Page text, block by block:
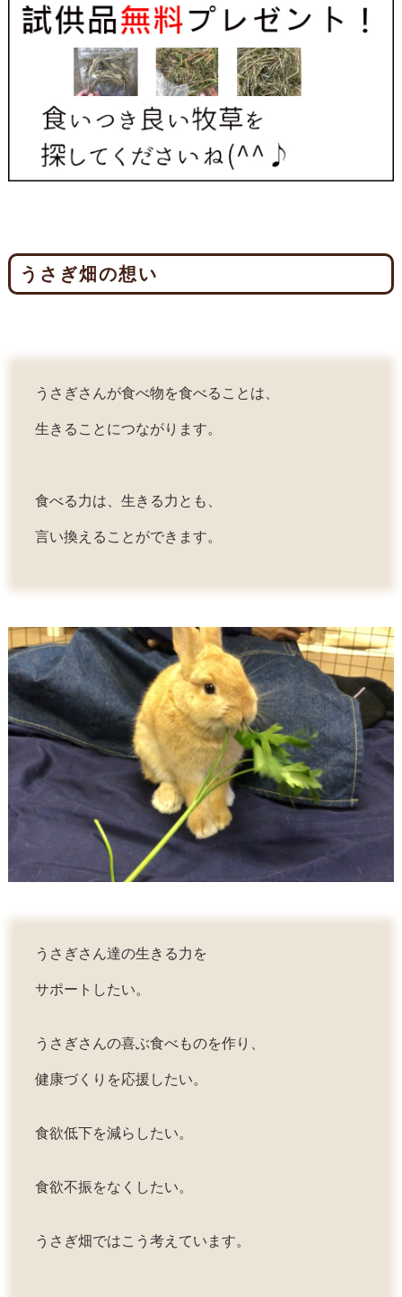
うさぎ畑の想い
うさぎさんが食べ物を食べることは、
生きることにつながります。
食べる力は、生きる力とも、
言い換えることができます。
うさぎさん達の生きる力を
サポートしたい。
うさぎさんの喜ぶ食べものを作り、
健康づくりを応援したい。
食欲低下を減らしたい。
食欲不振をなくしたい。
うさぎ畑ではこう考えています。